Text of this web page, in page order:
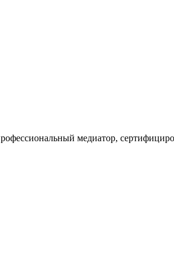
медиатор,